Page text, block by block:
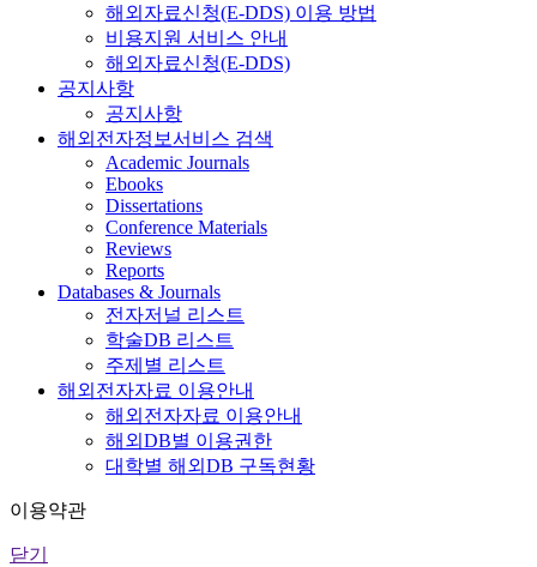
해외자료신청(E-DDS) 이용 방법
비용지원 서비스 안내
해외자료신청(E-DDS)
공지사항
공지사항
해외전자정보서비스 검색
Academic Journals
Ebooks
Dissertations
Conference Materials
Reviews
Reports
Databases & Journals
전자저널 리스트
학술DB 리스트
주제별 리스트
해외전자자료 이용안내
해외전자자료 이용안내
해외DB별 이용권한
대학별 해외DB 구독현황
이용약관
닫기